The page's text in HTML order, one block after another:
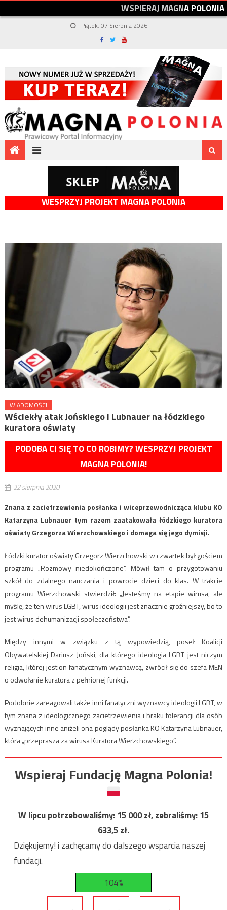
WSPIERAJMAGNAPOLONIA
Piątek, 07 Sierpnia 2026
WESPRZYJ PROJEKT MAGNA POLONIA
WIADOMOŚCI
Wściekły atak Jońskiego i Lubnauer na łódzkiego
kuratora oświaty
PODOBA CI SIĘ TO CO ROBIMY? WESPRZYJ PROJEKT
MAGNA POLONIA!
22 sierpnia 2020
Znana z zacietrzewienia posłanka i wiceprzewodnicząca klubu KO
Katarzyna Lubnauer tym razem zaatakowała łódzkiego kuratora
oświaty Grzegorza Wierzchowskiego i domaga się jego dymisji.
Łódzki kurator oświaty Grzegorz Wierzchowski w czwartek był gościem
programu „Rozmowy niedokończone”. Mówił tam o przygotowaniu
szkół do zdalnego nauczania i powrocie dzieci do klas. W trakcie
programu Wierzchowski stwierdził: „Jesteśmy na etapie wirusa, ale
myślę, że ten wirus LGBT, wirus ideologii jest znacznie groźniejszy, bo to
jest wirus dehumanizacji społeczeństwa”.
Między innymi w związku z tą wypowiedzią, poseł Koalicji
Obywatelskiej Dariusz Joński, dla którego ideologia LGBT jest niczym
religia, której jest on fanatycznym wyznawcą, zwrócił się do szefa MEN
o odwołanie kuratora z pełnionej funkcji.
Podobnie zareagowali także inni fanatyczni wyznawcy ideologii LGBT, w
tym znana z ideologicznego zacietrzewienia i braku tolerancji dla osób
wyznających inne aniżeli ona poglądy posłanka KO Katarzyna Lubnauer,
która „przeprasza za wirusa Kuratora Wierzchowskiego”.
Wspieraj Fundację Magna Polonia!
W lipcu potrzebowaliśmy:15 000zł, zebraliśmy:15
633,5zł.
Dziękujemy! i zachęcamy do dalszego wsparcia naszej
fundacji.
104%